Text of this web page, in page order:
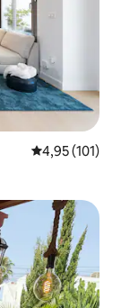
Priemerné
4,95 (101)